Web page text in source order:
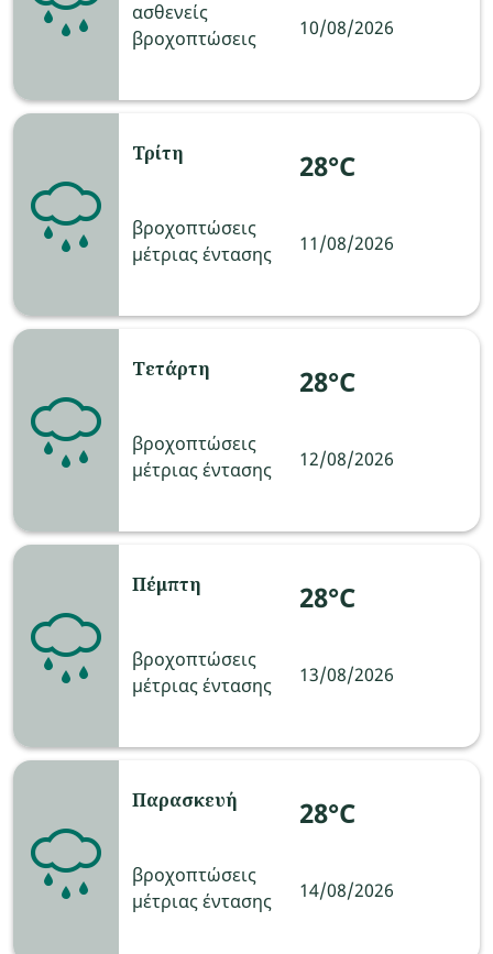
ασθενείς
βροχοπτώσεις
10/08/2026
Τρίτη
βροχοπτώσεις
μέτριας έντασης
28°C
11/08/2026
Τετάρτη
βροχοπτώσεις
μέτριας έντασης
28°C
12/08/2026
Πέμπτη
βροχοπτώσεις
μέτριας έντασης
28°C
13/08/2026
Παρασκευή
βροχοπτώσεις
μέτριας έντασης
28°C
14/08/2026